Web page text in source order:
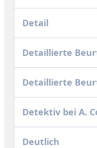
Detail
Detaillierte
Detaillierte
Detektiv bei A.
Deutlich